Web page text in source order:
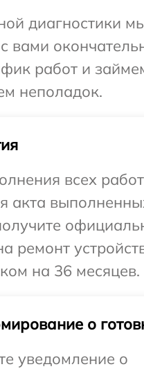
диагностики
вами
работ и
неполадок.
всех
акта
ремонт
на 36 месяцев.
о
уведомление о